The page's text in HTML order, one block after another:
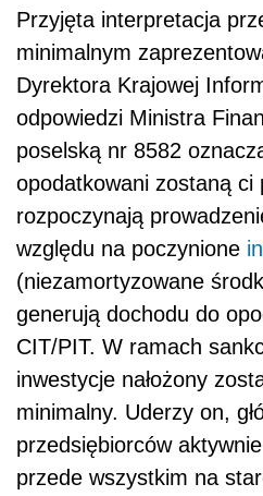
Przyjęta interpretacja
minimalnym
Dyrektora Krajowej
odpowiedzi Ministra
poselską nr 8582
opodatkowani zostaną ci
rozpoczynają
względu na poczynione
(niezamortyzowane
generują dochodu do
CIT/PIT. W ramach
inwestycje nałożony
minimalny. Uderzy on,
przedsiębiorców
przede wszystkim na